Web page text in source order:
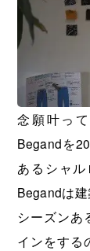
念願叶っ
Begandを
あるシャ
Begandは
シーズンあ
インをする